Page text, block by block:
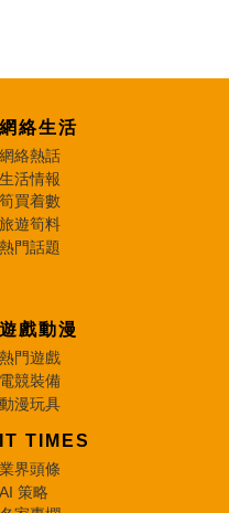
網絡生活
網絡熱話
生活情報
筍買着數
旅遊筍料
熱門話題
遊戲動漫
熱門遊戲
電競裝備
動漫玩具
IT TIMES
業界頭條
AI 策略